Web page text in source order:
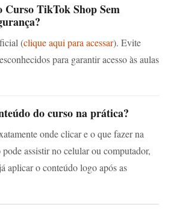
Curso TikTok Shop Sem
(clique aqui para acessar). Evite
para garantir acesso às aulas
do curso na prática?
onde clicar e o que fazer na
assistir no celular ou computador,
aplicar o conteúdo logo após as